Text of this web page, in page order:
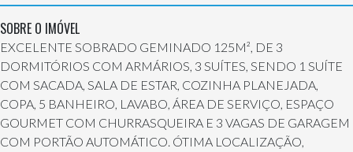
SOBRE O IMÓVEL
EXCELENTE SOBRADO GEMINADO 125M², DE 3
DORMITÓRIOS COM ARMÁRIOS, 3 SUÍTES, SENDO 1 SUÍTE
COM SACADA, SALA DE ESTAR, COZINHA PLANEJADA,
COPA, 5 BANHEIRO, LAVABO, ÁREA DE SERVIÇO, ESPAÇO
GOURMET COM CHURRASQUEIRA E 3 VAGAS DE GARAGEM
COM PORTÃO AUTOMÁTICO. ÓTIMA LOCALIZAÇÃO,